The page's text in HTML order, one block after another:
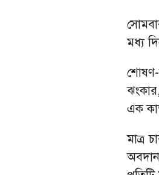
মধ্য
শোষণ-
এক
মাত্র
অবদান